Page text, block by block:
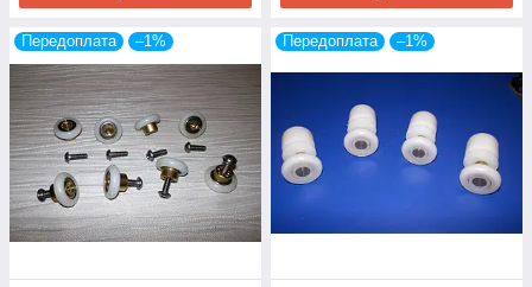
Передоплата –1% Передоплата –1%